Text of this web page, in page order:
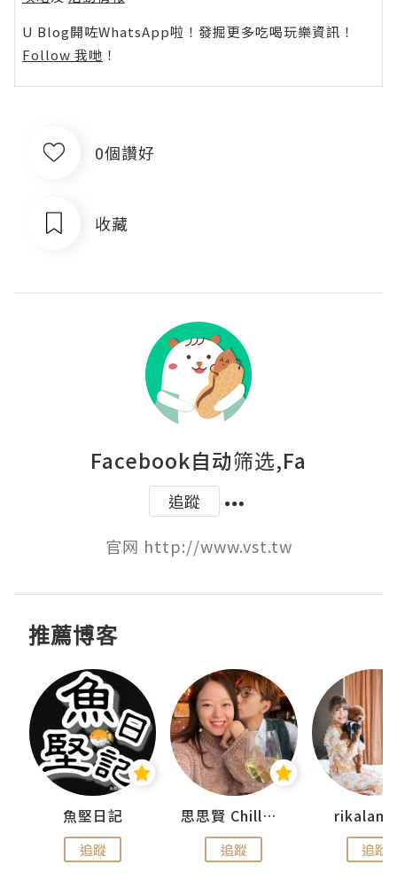
U Blog開咗WhatsApp啦！發掘更多吃喝玩樂資訊！
Follow 我哋 ！
0個讚好
收藏
Facebook自动筛选,Fa
追蹤
官网 http://www.vst.tw
推薦博客
魚堅日記
追蹤
思思賢 ChillMyBabe
追蹤 追蹤